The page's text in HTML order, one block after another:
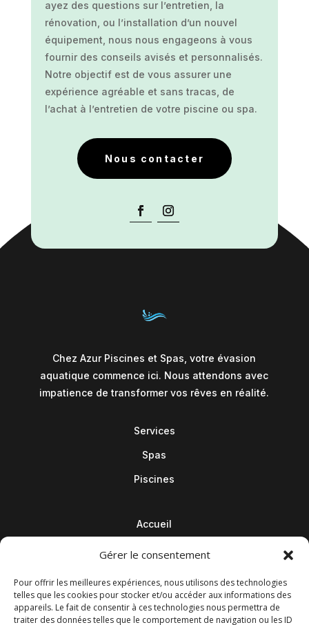
Gérer le consentement
Pour offrir les meilleures expériences, nous utilisons des technologies
telles que les cookies pour stocker et/ou accéder aux informations des
appareils. Le fait de consentir à ces technologies nous permettra de
traiter des données telles que le comportement de navigation ou les ID
ayez des questions sur l’entretien, la
rénovation, ou l’installation d’un nouvel
équipement, nous nous engageons à vous
fournir des conseils avisés et personnalisés.
Notre objectif est de vous assurer une
expérience agréable et sans tracas, de
l’achat à l’entretien de votre piscine ou spa.
Nous contacter
Chez Azur Piscines et Spas, votre évasion
aquatique commence ici. Nous attendons avec
impatience de transformer vos rêves en réalité.
Services
Spas
Piscines
Accueil